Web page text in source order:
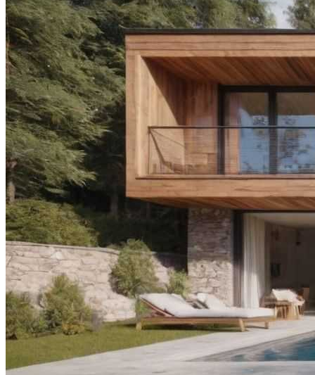
Дом С Оптимальным Распределением
Влажных Зон Для Комфорта
Мода Великой Депрессии: Шик, Гламур
И Женственность Вопреки Кризису
Секреты Домашней Выпечки:
Творожное Печенье С Яблоками Для
Идеального Чаепития